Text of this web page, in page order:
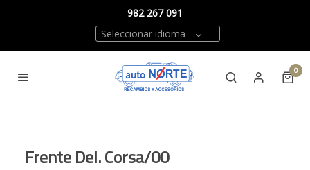
982 267 091
Seleccionar idioma
0
Frente Del. Corsa/00